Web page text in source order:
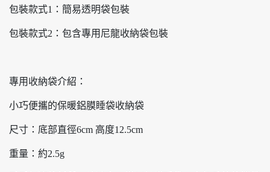
包裝款式1：簡易透明袋包裝
包裝款式2：包含專用尼龍收納袋包裝
專用收納袋介紹：
小巧便攜的保暖鋁膜睡袋收納袋
尺寸：底部直徑6cm 高度12.5cm
重量：約2.5g